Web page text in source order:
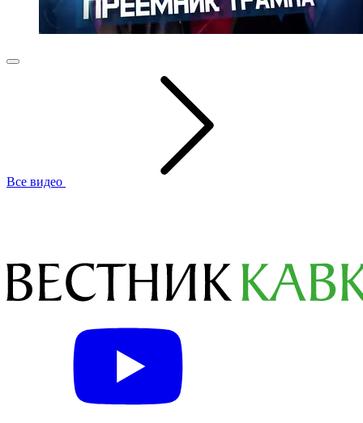
Все видео